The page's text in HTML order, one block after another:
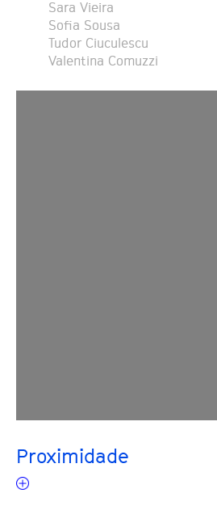
Sara Vieira
Sofia Sousa
Tudor Ciuculescu
Valentina Comuzzi
Proximidade